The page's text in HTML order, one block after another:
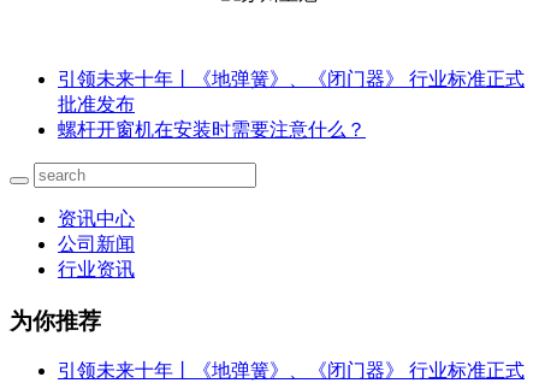
引领未来十年丨《地弹簧》、《闭门器》 行业标准正式
批准发布
螺杆开窗机在安装时需要注意什么？
资讯中心
公司新闻
行业资讯
为你推荐
引领未来十年丨《地弹簧》、《闭门器》 行业标准正式